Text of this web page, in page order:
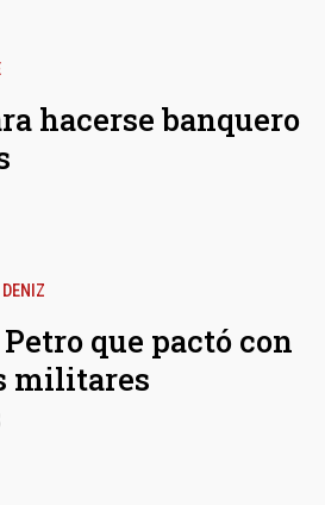
hacerse banquero
que pactó con
militares